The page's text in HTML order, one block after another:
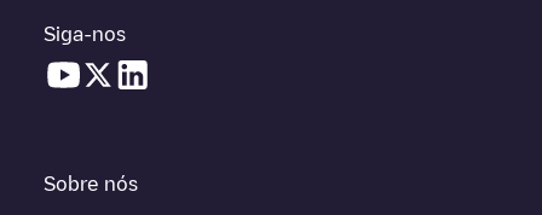
Siga-nos
Sobre nós